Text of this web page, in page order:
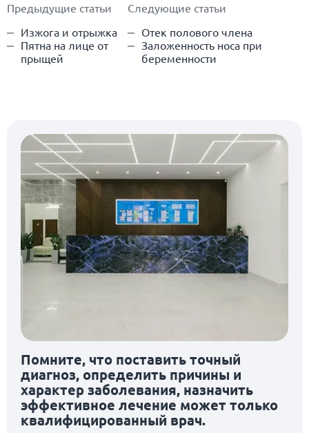
Предыдущие статьи
Изжога и отрыжка
Пятна на лице от
прыщей
Следующие статьи
Отек полового члена
Заложенность носа при
беременности
Помните, что поставить точный
диагноз, определить причины и
характер заболевания, назначить
эффективное лечение может только
квалифицированный врач.